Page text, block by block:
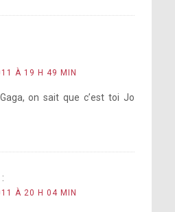
À 19 H 49 MIN
on sait que c’est toi Jo
À 20 H 04 MIN